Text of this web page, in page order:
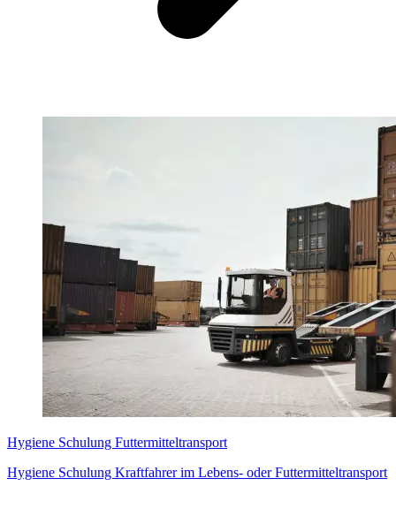
Hygiene Schulung Futtermitteltransport
Hygiene Schulung Kraftfahrer im Lebens- oder Futtermitteltransport